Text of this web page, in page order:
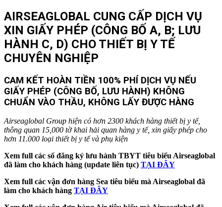
AIRSEAGLOBAL CUNG CẤP DỊCH VỤ
XIN GIẤY PHÉP (CÔNG BỐ A, B; LƯU
HÀNH C, D) CHO THIẾT BỊ Y TẾ
CHUYÊN NGHIỆP
CAM KẾT HOÀN TIỀN 100% PHÍ DỊCH VỤ NẾU
GIẤY PHÉP (CÔNG BỐ, LƯU HÀNH) KHÔNG
CHUẨN VÀO THẦU, KHÔNG LẤY ĐƯỢC HÀNG
Airseaglobal Group hiện có hơn 2300 khách hàng thiết bị y tế,
thông quan 15,000 tờ khai hải quan hàng y tế, xin giấy phép cho
hơn 11.000 loại thiết bị y tế và phụ kiện
Xem full các số đăng ký lưu hành TBYT tiêu biểu Airseaglobal
đã làm cho khách hàng (update liên tục) TẠI ĐÂY
Xem full các vận đơn hàng Sea tiêu biểu mà Airseaglobal đã
làm cho khách hàng TẠI ĐÂY